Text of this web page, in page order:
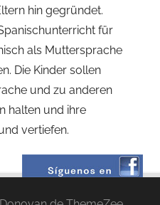
hin gegründet.
für
als Muttersprache
Die Kinder sollen
und zu anderen
halten und ihre
vertiefen.